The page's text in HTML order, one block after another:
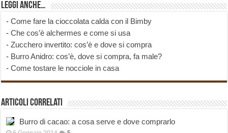
Leggi anche…
-Come fare la cioccolata calda con il Bimby
-Che cos’è alchermes e come si usa
-Zucchero invertito: cos’è e dove si compra
- Burro Anidro: cos’è, dove si compra, fa male?
-Come tostare le nocciole in casa
Articoli correlati
Burro di cacao: a cosa serve e dove comprarlo